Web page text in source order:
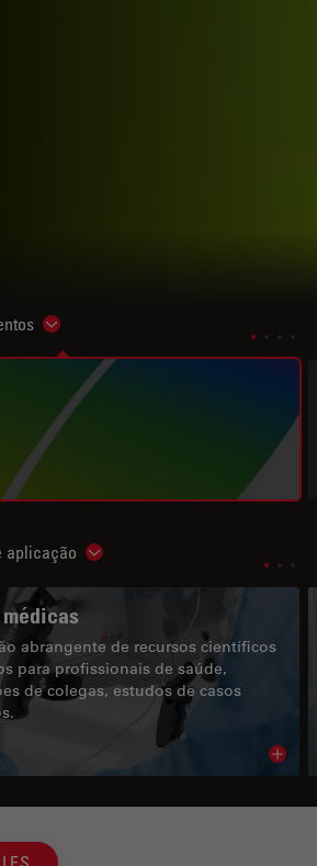
Show subnavigation
aplicação Show subnavigation
abrangente de recursos científicos
para profissionais de saúde,
de colegas, estudos de casos